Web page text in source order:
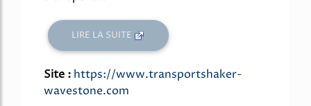
LIRE LA SUITE
Site : https://www.transportshaker-
wavestone.com